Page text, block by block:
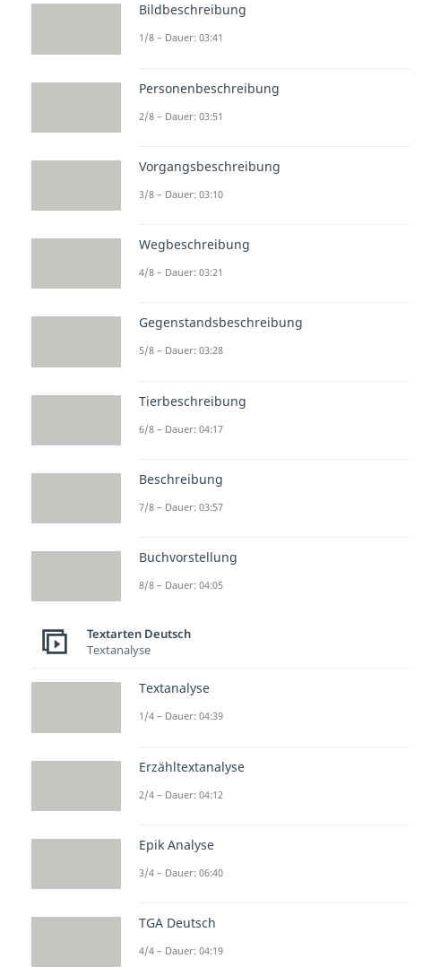
Bildbeschreibung
1/8 – Dauer: 03:41
Personenbeschreibung
2/8 – Dauer: 03:51
Vorgangsbeschreibung
3/8 – Dauer: 03:10
Wegbeschreibung
4/8 – Dauer: 03:21
Gegenstandsbeschreibung
5/8 – Dauer: 03:28
Tierbeschreibung
6/8 – Dauer: 04:17
Beschreibung
7/8 – Dauer: 03:57
Buchvorstellung
8/8 – Dauer: 04:05
Textarten Deutsch
Textanalyse
Textanalyse
1/4 – Dauer: 04:39
Erzähltextanalyse
2/4 – Dauer: 04:12
Epik Analyse
3/4 – Dauer: 06:40
TGA Deutsch
4/4 – Dauer: 04:19